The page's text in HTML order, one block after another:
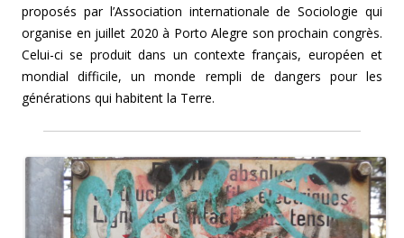
proposés par l’Association internationale de Sociologie qui
organise en juillet 2020 à Porto Alegre son prochain congrès.
Celui-ci se produit dans un contexte français, européen et
mondial difficile, un monde rempli de dangers pour les
générations qui habitent la Terre.